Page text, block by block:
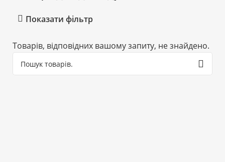
Показати фільтр
Товарів, відповідних вашому запиту, не знайдено.